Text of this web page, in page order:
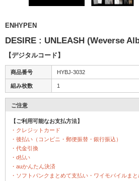
ENHYPEN
DESIRE : UNLEASH (Weverse
【デジタルコード】
商品番号 HYBJ-3032
組み枚数 1
ご注意
【ご利用可能なお支払方法】
・クレジットカード
・後払い（コンビニ・郵便振替・銀行振込）
・代金引換
・d払い
・auかんたん決済
・ソフトバンクまとめて支払い・ワイモバイルま